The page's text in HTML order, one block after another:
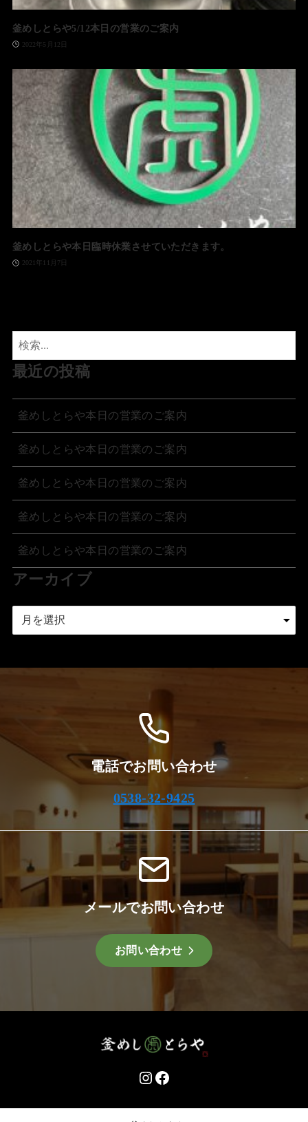
釜めしとらや5/12本日の営業のご案内
2022年5月12日
釜めしとらや本日臨時休業させていただきます。
2021年11月7日
最近の投稿
釜めしとらや本日の営業のご案内
釜めしとらや本日の営業のご案内
釜めしとらや本日の営業のご案内
釜めしとらや本日の営業のご案内
釜めしとらや本日の営業のご案内
アーカイブ
電話でお問い合わせ
0538-32-9425
メールでお問い合わせ
お問い合わせ
Instagram
Facebook